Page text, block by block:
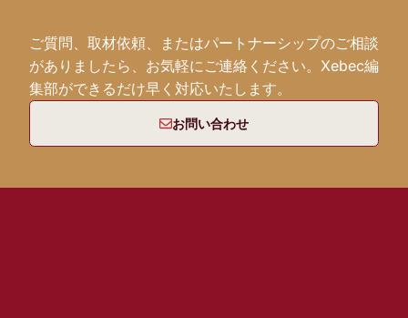
ご質問、取材依頼、またはパートナーシップのご相談
がありましたら、お気軽にご連絡ください。Xebec編
集部ができるだけ早く対応いたします。
お問い合わせ